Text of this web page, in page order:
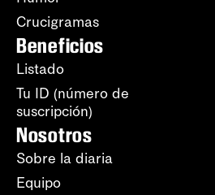
Crucigramas
Beneficios
Listado
Tu ID (número de
suscripción)
Nosotros
Sobre la diaria
Equipo